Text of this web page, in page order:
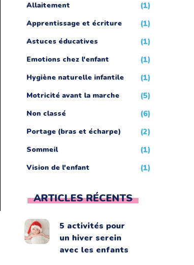
Allaitement (1)
Apprentissage et écriture (1)
Astuces éducatives (1)
Emotions chez l'enfant (1)
Hygiène naturelle infantile (1)
Motricité avant la marche (5)
Non classé (6)
Portage (bras et écharpe) (2)
Sommeil (1)
Vision de l'enfant (1)
ARTICLES RÉCENTS
5 activités pour
un hiver serein
avec les enfants